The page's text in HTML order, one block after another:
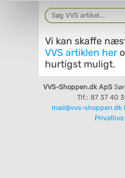
personoplysninger, ved at
Vi kan skaffe
VVS artiklen her
hurtigst muligt.
VVS-Shoppen.dk ApS
Tlf.: 87 37 40
mail@vvs-shoppen.dk